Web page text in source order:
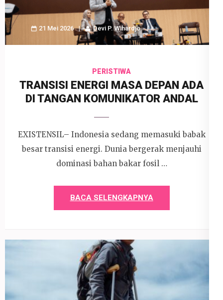
21 Mei 2026 Devi P. Wihardjo
PERISTIWA
TRANSISI ENERGI MASA DEPAN ADA
DI TANGAN KOMUNIKATOR ANDAL
EXISTENSIL– Indonesia sedang memasuki babak
besar transisi energi. Dunia bergerak menjauhi
dominasi bahan bakar fosil …
BACA SELENGKAPNYA